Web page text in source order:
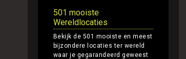
501 mooiste
Wereldlocaties
Bekijk de 501 mooiste en meest
bijzondere locaties ter wereld
waar je gegarandeerd geweest